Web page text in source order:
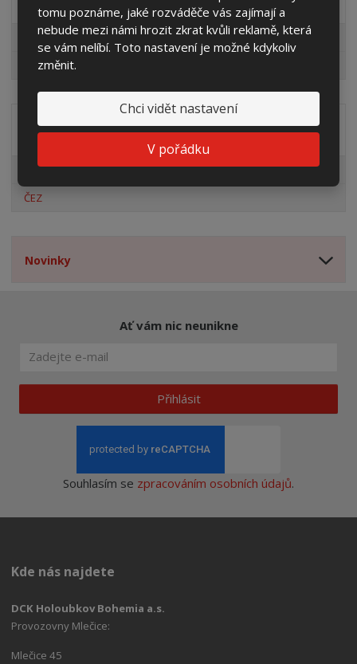
tomu poznáme, jaké rozváděče vás zajímají a
nebude mezi námi hrozit zkrat kvůli reklamě, která
se vám nelíbí. Toto nastavení je možné kdykoliv
změnit.
Chci vidět nastavení
V pořádku
Pro fotovoltaiky
Výprodej
Distribuční společnost
EG.D
ČEZ
Novinky
Ať vám nic neunikne
Přihlásit
Souhlasím se zpracováním osobních údajů.
Kde nás najdete
DCK Holoubkov Bohemia a.s.
Provozovny Mlečice:
Mlečice 45